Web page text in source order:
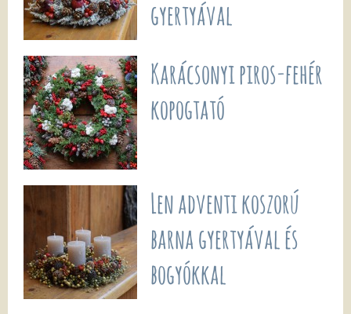
gyertyával
Karácsonyi piros-fehér
kopogtató
Len adventi koszorú
barna gyertyával és
bogyókkal